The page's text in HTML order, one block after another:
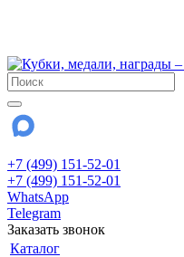
+7 (499) 151-52-01
+7 (499) 151-52-01
WhatsApp
Telegram
Заказать звонок
Каталог